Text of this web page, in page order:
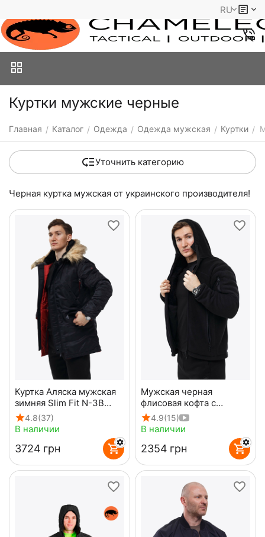
RU
Куртки мужские черные
Главная / Каталог / Одежда / Одежда мужская / Куртки /
Уточнить категорию
Куртка Аляска мужская
зимняя Slim Fit N-3B
Black
4.8(37)
В наличии
‍3724‍ грн
Мужская черная
флисовая кофта с
капюшоном Viking Black
4.9(15)
В наличии
‍2354‍ грн
Черная куртка мужская от украинского производителя!